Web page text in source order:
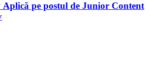
Aplică pe postul de Junior Content